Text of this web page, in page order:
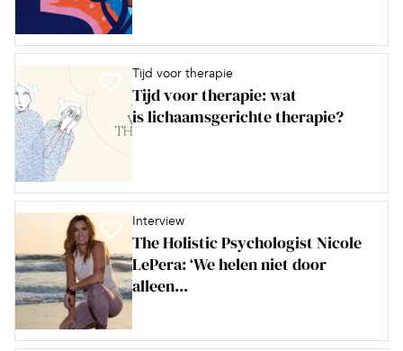
Tijd voor therapie
Tijd voor therapie: wat
is lichaamsgerichte therapie?
Interview
The Holistic Psychologist Nicole
LePera: ‘We helen niet door
alleen...